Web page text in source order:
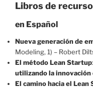
Libros de
en Español
Nueva generación de
Modeling, 1) – Robert
El método Lean Startup:
utilizando la innovación
El camino hacia el Lean